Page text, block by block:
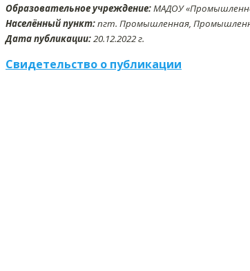
Образовательное учреждение:МАДОУ
Населённый пункт:пгт. Промышленная,
Дата публикации:20.12.2022 г.
Свидетельство о публикации